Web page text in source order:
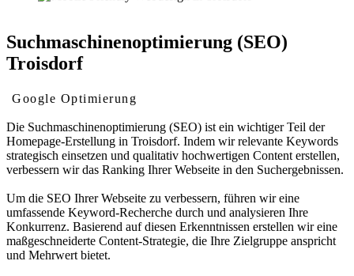
Suchmaschinenoptimierung (SEO)
Troisdorf
Google Optimierung
Die Suchmaschinenoptimierung (SEO) ist ein wichtiger Teil der
Homepage-Erstellung in Troisdorf. Indem wir relevante Keywords
strategisch einsetzen und qualitativ hochwertigen Content erstellen,
verbessern wir das Ranking Ihrer Webseite in den Suchergebnissen.
Um die SEO Ihrer Webseite zu verbessern, führen wir eine
umfassende Keyword-Recherche durch und analysieren Ihre
Konkurrenz. Basierend auf diesen Erkenntnissen erstellen wir eine
maßgeschneiderte Content-Strategie, die Ihre Zielgruppe anspricht
und Mehrwert bietet.